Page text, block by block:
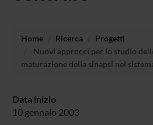
Home Ricerca
Progetti
Nuovi approcci per lo studio
maturazione della sinapsi nel
Data inizio
10 gennaio 2003